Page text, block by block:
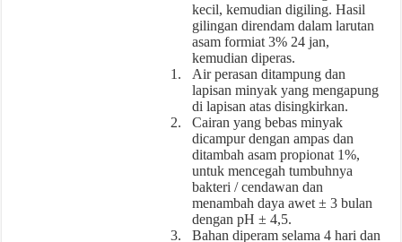
kecil, kemudian digiling. Hasil
gilingan direndam dalam larutan
asam formiat 3% 24 jan,
kemudian diperas.
1.
Air perasan ditampung dan
lapisan minyak yang mengapung
di lapisan atas disingkirkan.
2.
Cairan yang bebas minyak
dicampur dengan ampas dan
ditambah asam propionat 1%,
untuk mencegah tumbuhnya
bakteri / cendawan dan
menambah daya awet ± 3 bulan
dengan pH ± 4,5.
3.
Bahan diperam selama 4 hari dan